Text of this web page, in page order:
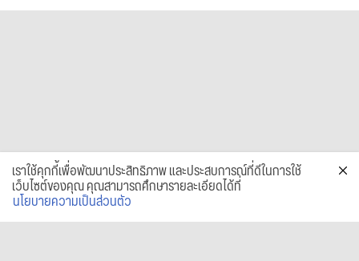
เราใช้คุกกี้เพื่อพัฒนาประสิทธิภาพ และประสบการณ์ที่ดีในการใช้
เว็บไซต์ของคุณ คุณสามารถศึกษารายละเอียดได้ที่
นโยบายความเป็นส่วนตัว